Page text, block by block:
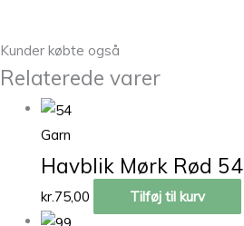
Kunder købte også
Relaterede varer
Garn
Havblik Mørk Rød 54
kr.75,00 Tilføj til kurv